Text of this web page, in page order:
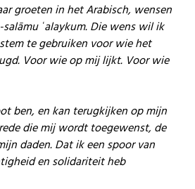
groeten in het Arabisch, wensen
ʿalaykum. Die wens wil ik
te gebruiken voor wie het
Voor wie op mij lijkt. Voor wie
ben, en kan terugkijken op mijn
die mij wordt toegewenst, de
daden. Dat ik een spoor van
en solidariteit heb